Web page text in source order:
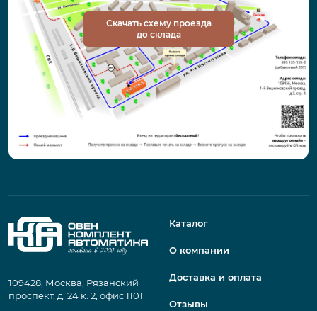
Скачать схему проезда
до склада
109428, Москва, Рязанский
проспект, д. 24 к. 2, офис 1101
Каталог
О компании
Доставка и оплата
Отзывы